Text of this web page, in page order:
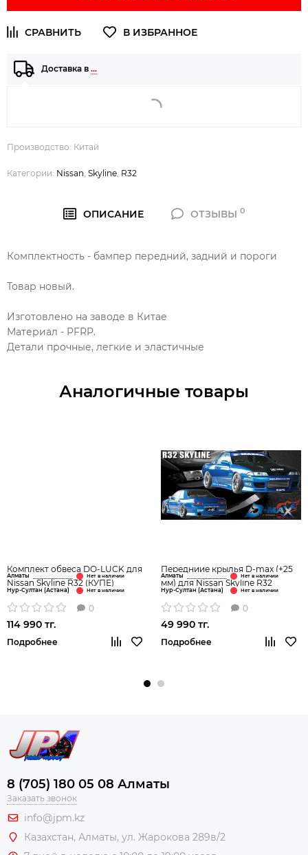
Доставка в …
Производство: Китай
Категории: Nissan Skyline R32
ОПИСАНИЕ ОТЗЫВЫ0
Комплектность - бампер передний, задний и пороги
Товар новый.
Изготовлено на заводе в Китае
Материал - PFRP.
Детали прочные, легкие и эластичные
Аналогичные товары
Комплект обвеса DO-LUCK для
Nissan Skyline R32 (КУПЕ)
Алматы
Нур-Султан (Астана)
0
114 990 тг.
Подробнее
Передниие крылья D-max (+25
мм) для Nissan Skyline R32
Алматы
Нур-Султан (Астана)
0
49 990 тг.
Подробнее
8 (705) 180 05 08 Алматы
Заказать звонок
info@jpm.kz
Казахстан, Алматы, ул. Жарокова 289в/2